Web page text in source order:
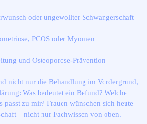
oder ungewollter Schwangerschaft
PCOS oder Myomen
und Osteoporose-Prävention
nicht nur die Behandlung im Vordergrund,
Was bedeutet ein Befund? Welche
passt zu mir? Frauen wünschen sich heute
– nicht nur Fachwissen von oben.